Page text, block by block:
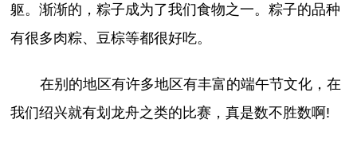
躯。渐渐的，粽子成为了我们食物之一。粽子的品种
有很多肉粽、豆棕等都很好吃。
在别的地区有许多地区有丰富的端午节文化，在
我们绍兴就有划龙舟之类的比赛，真是数不胜数啊!